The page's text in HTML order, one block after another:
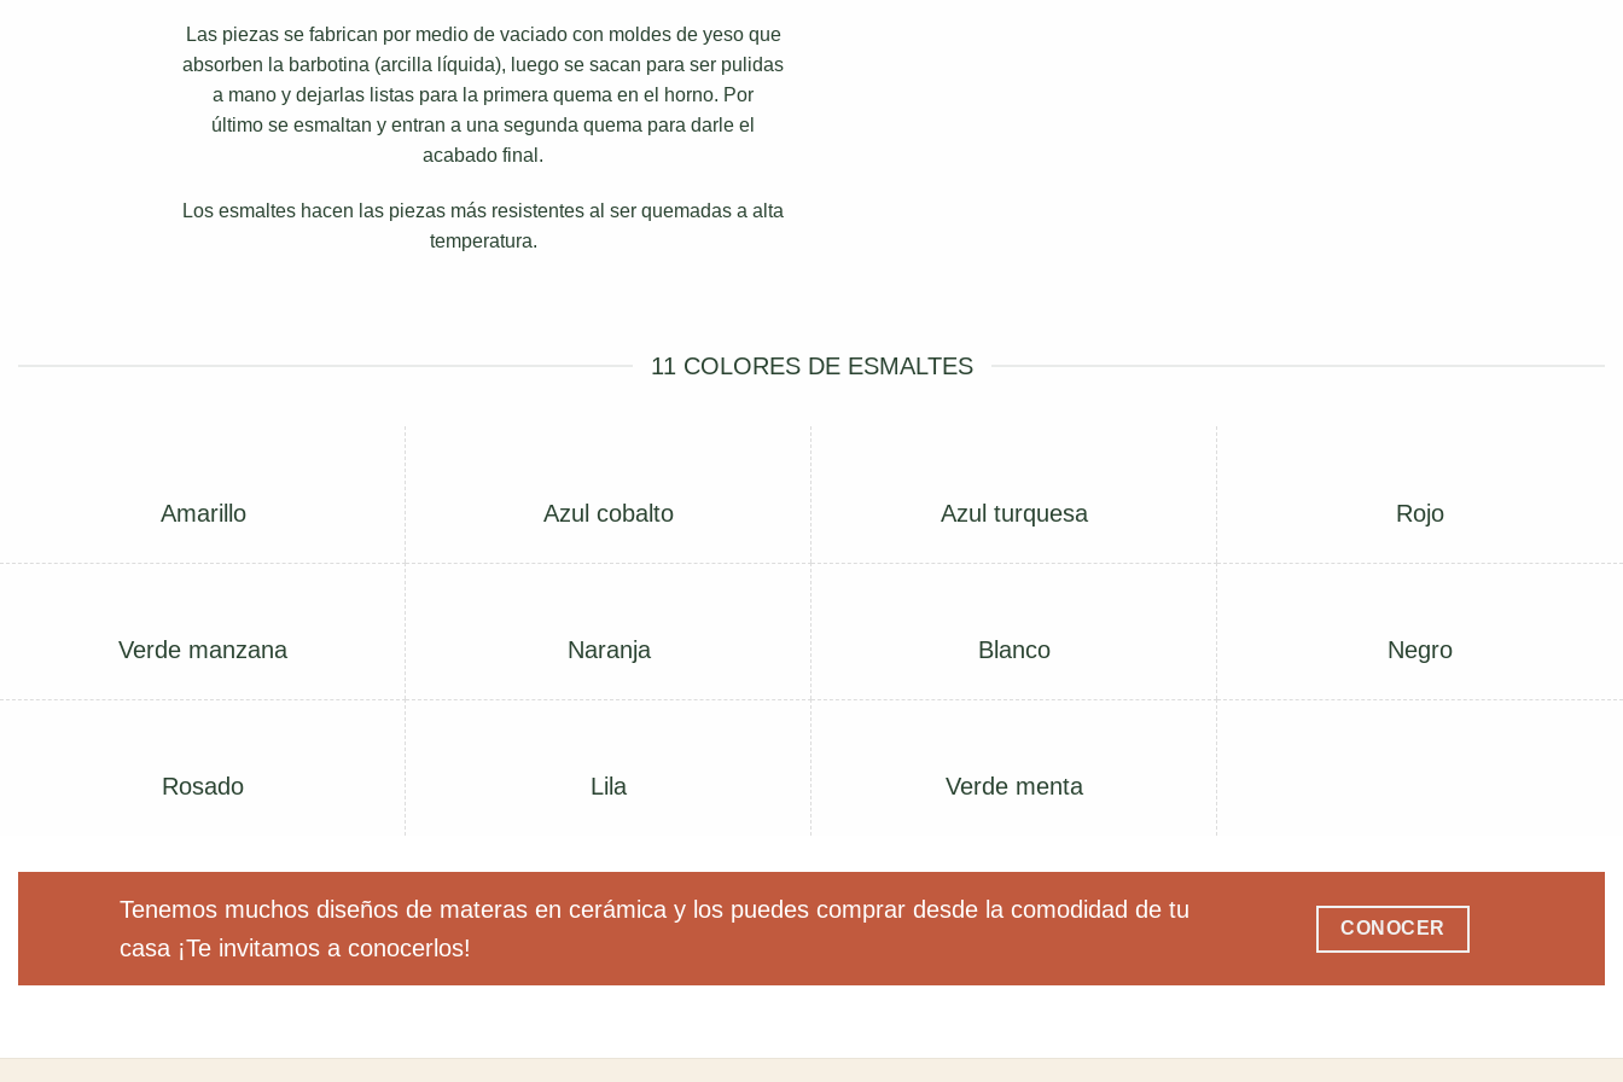
Las piezas se fabrican por medio de vaciado con moldes de yeso que
absorben la barbotina (arcilla líquida), luego se sacan para ser pulidas
a mano y dejarlas listas para la primera quema en el horno. Por
último se esmaltan y entran a una segunda quema para darle el
acabado final.
Los esmaltes hacen las piezas más resistentes al ser quemadas a alta
temperatura.
11 COLORES DE ESMALTES
Amarillo Azul cobalto Azul turquesa Rojo
Verde manzana Naranja Blanco Negro
Rosado Lila Verde menta
Tenemos muchos diseños de materas en cerámica y los puedes comprar desde la comodidad de tu
casa ¡Te invitamos a conocerlos!
CONOCER